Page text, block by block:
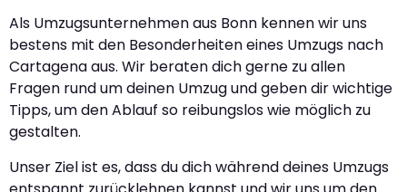
Als Umzugsunternehmen aus Bonn kennen wir uns
bestens mit den Besonderheiten eines Umzugs nach
Cartagena aus. Wir beraten dich gerne zu allen
Fragen rund um deinen Umzug und geben dir wichtige
Tipps, um den Ablauf so reibungslos wie möglich zu
gestalten.
Unser Ziel ist es, dass du dich während deines Umzugs